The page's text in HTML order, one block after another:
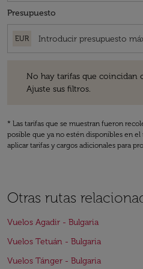
Presupuesto
EUR
No hay tarifas que coincidan
Ajuste sus filtros.
* Las tarifas que se muestran fueron
posible que ya no estén disponibles en
aplicar tarifas y cargos adicionales para
Otras rutas
Vuelos Agadir - Bulgaria
Vuelos Tetuán - Bulgaria
Vuelos Tánger - Bulgaria